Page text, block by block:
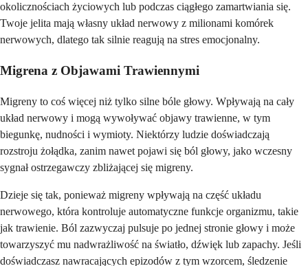
okolicznościach życiowych lub podczas ciągłego zamartwiania się.
Twoje jelita mają własny układ nerwowy z milionami komórek
nerwowych, dlatego tak silnie reagują na stres emocjonalny.
Migrena z Objawami Trawiennymi
Migreny to coś więcej niż tylko silne bóle głowy. Wpływają na cały
układ nerwowy i mogą wywoływać objawy trawienne, w tym
biegunkę, nudności i wymioty. Niektórzy ludzie doświadczają
rozstroju żołądka, zanim nawet pojawi się ból głowy, jako wczesny
sygnał ostrzegawczy zbliżającej się migreny.
Dzieje się tak, ponieważ migreny wpływają na część układu
nerwowego, która kontroluje automatyczne funkcje organizmu, takie
jak trawienie. Ból zazwyczaj pulsuje po jednej stronie głowy i może
towarzyszyć mu nadwrażliwość na światło, dźwięk lub zapachy. Jeśli
doświadczasz nawracających epizodów z tym wzorcem, śledzenie